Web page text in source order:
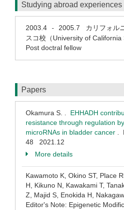
Studying abroad experiences
2003.4 - 2005.7 カリフォル
スコ校（University of
Post doctral fellow
Papers
Okamura S. . EHHADH
resistance through regulation
microRNAs in bladder cancer .
48 2021.12
More details
Kawamoto K, Okino ST, Place
H, Kikuno N, Kawakami T,
Z, Majid S, Enokida H,
Editor's Note: Epigenetic